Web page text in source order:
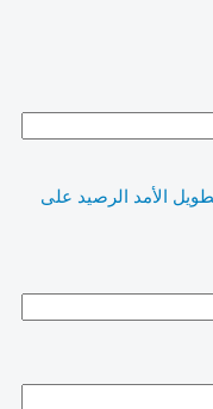
الأمد الرصيد على